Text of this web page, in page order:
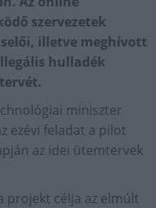
szervezetek
illetve meghívott
hulladék
miniszter
ezévi feladat a pilot
az idei ütemtervek
projekt célja az elmúlt